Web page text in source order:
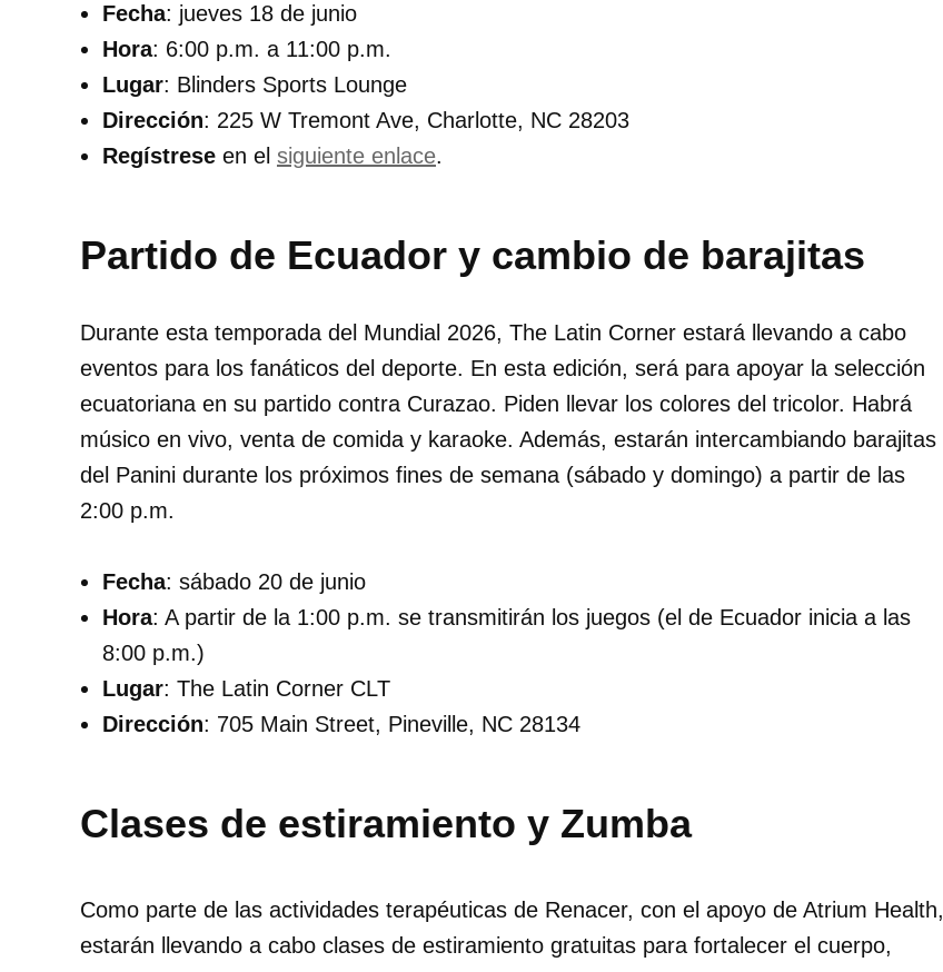
Fecha: jueves 18 de junio
Hora: 6:00 p.m. a 11:00 p.m.
Lugar: Blinders Sports Lounge
Dirección: 225 W Tremont Ave, Charlotte, NC 28203
Regístrese en el siguiente enlace.
Partido de Ecuador y cambio de barajitas
Durante esta temporada del Mundial 2026, The Latin Corner estará llevando a cabo
eventos para los fanáticos del deporte. En esta edición, será para apoyar la selección
ecuatoriana en su partido contra Curazao. Piden llevar los colores del tricolor. Habrá
músico en vivo, venta de comida y karaoke. Además, estarán intercambiando barajitas
del Panini durante los próximos fines de semana (sábado y domingo) a partir de las
2:00 p.m.
Fecha: sábado 20 de junio
Hora: A partir de la 1:00 p.m. se transmitirán los juegos (el de Ecuador inicia a las
8:00 p.m.)
Lugar: The Latin Corner CLT
Dirección: 705 Main Street, Pineville, NC 28134
Clases de estiramiento y Zumba
Como parte de las actividades terapéuticas de Renacer, con el apoyo de Atrium Health,
estarán llevando a cabo clases de estiramiento gratuitas para fortalecer el cuerpo,